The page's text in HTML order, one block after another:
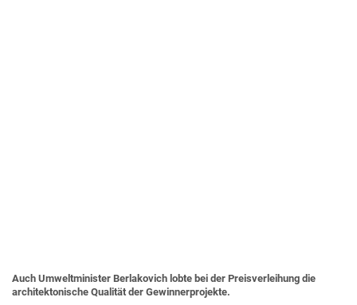
Auch Umweltminister Berlakovich lobte bei der Preisverleihung die
architektonische Qualität der Gewinnerprojekte.